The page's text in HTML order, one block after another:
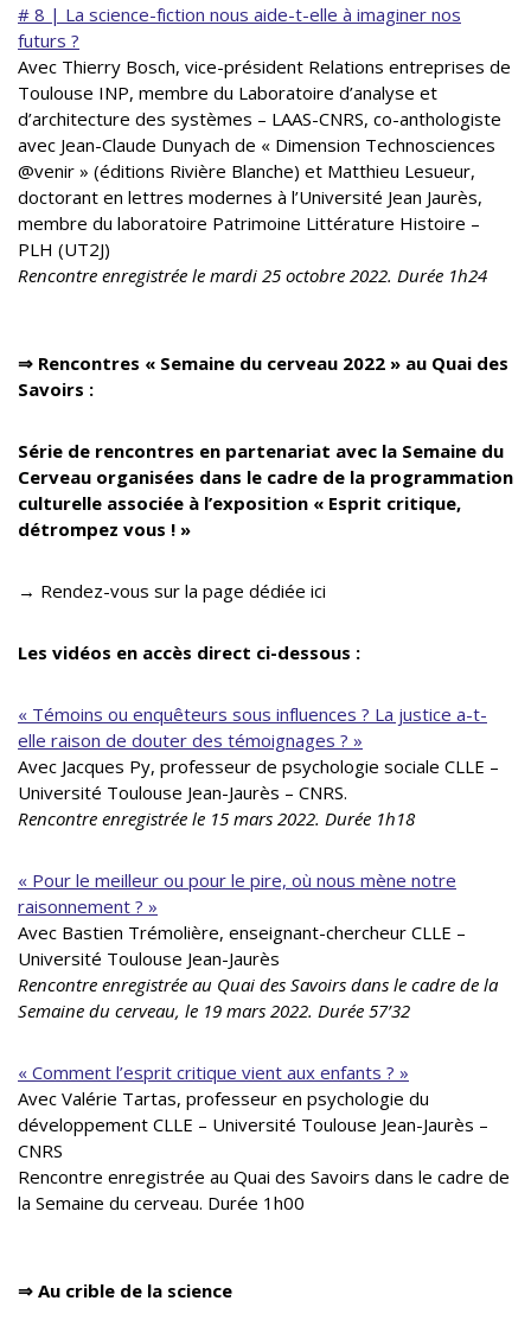
# 8 | La science-fiction nous aide-t-elle à imaginer nos
futurs ?
Avec Thierry Bosch, vice-président Relations entreprises de
Toulouse INP, membre du Laboratoire d’analyse et
d’architecture des systèmes – LAAS-CNRS, co-anthologiste
avec Jean-Claude Dunyach de « Dimension Technosciences
@venir » (éditions Rivière Blanche) et Matthieu Lesueur,
doctorant en lettres modernes à l’Université Jean Jaurès,
membre du laboratoire Patrimoine Littérature Histoire –
PLH (UT2J)
Rencontre enregistrée le mardi 25 octobre 2022. Durée 1h24
⇒ Rencontres « Semaine du cerveau 2022 » au Quai des
Savoirs :
Série de rencontres en partenariat avec la Semaine du
Cerveau organisées dans le cadre de la programmation
culturelle associée à l’exposition « Esprit critique,
détrompez vous ! »
→ Rendez-vous sur la page dédiée ici
Les vidéos en accès direct ci-dessous :
« Témoins ou enquêteurs sous influences ? La justice a-t-
elle raison de douter des témoignages ? »
Avec Jacques Py, professeur de psychologie sociale CLLE –
Université Toulouse Jean-Jaurès – CNRS .
Rencontre enregistrée le 15 mars 2022. Durée 1h18
« Pour le meilleur ou pour le pire, où nous mène notre
raisonnement ? »
Avec Bastien Trémolière, enseignant-chercheur CLLE –
Université Toulouse Jean-Jaurès
Rencontre enregistrée au Quai des Savoirs dans le cadre de la
Semaine du cerveau, le 19 mars 2022. Durée 57’32
« Comment l’esprit critique vient aux enfants ? »
Avec Valérie Tartas, professeur en psychologie du
développement CLLE – Université Toulouse Jean-Jaurès –
CNRS
Rencontre enregistrée au Quai des Savoirs dans le cadre de
la Semaine du cerveau. Durée 1h00
⇒ Au crible de la science